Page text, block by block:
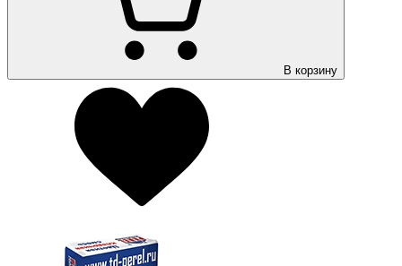
В корзину